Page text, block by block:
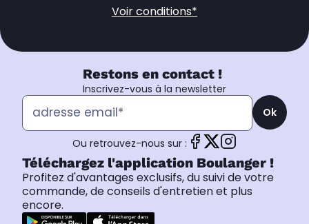
Voir conditions*
Restons en contact !
Inscrivez-vous à la newsletter
Ok
Ou retrouvez-nous sur :
Téléchargez l'application Boulanger !
Profitez d'avantages exclusifs, du suivi de votre
commande, de conseils d'entretien et plus
encore.